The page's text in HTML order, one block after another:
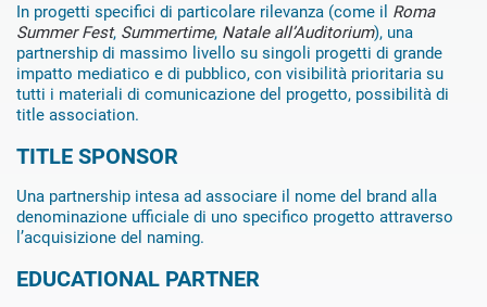
In progetti specifici di particolare rilevanza (come il Roma
Summer Fest, Summertime, Natale all’Auditorium), una
partnership di massimo livello su singoli progetti di grande
impatto mediatico e di pubblico, con visibilità prioritaria su
tutti i materiali di comunicazione del progetto, possibilità di
title association.
TITLE SPONSOR
Una partnership intesa ad associare il nome del brand alla
denominazione ufficiale di uno specifico progetto attraverso
l’acquisizione del naming.
EDUCATIONAL PARTNER